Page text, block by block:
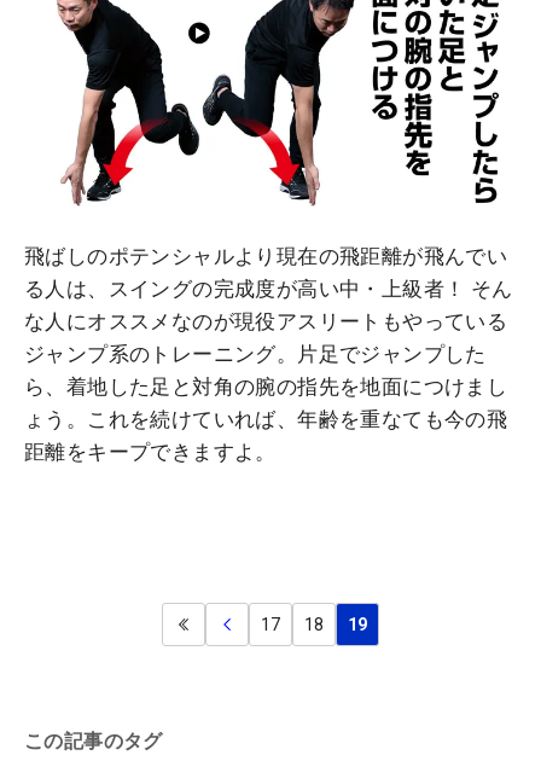
飛ばしのポテンシャルより現在の飛距離が飛んでい
る人は、スイングの完成度が高い中・上級者！ そん
な人にオススメなのが現役アスリートもやっている
ジャンプ系のトレーニング。片足でジャンプした
ら、着地した足と対角の腕の指先を地面につけまし
ょう。これを続けていれば、年齢を重なても今の飛
距離をキープできますよ。
17 18 19
この記事のタグ